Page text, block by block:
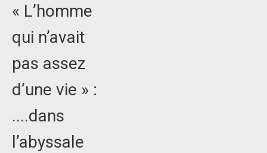
« L’homme
qui n’avait
pas assez
d’une vie » :
....dans
l’abyssale